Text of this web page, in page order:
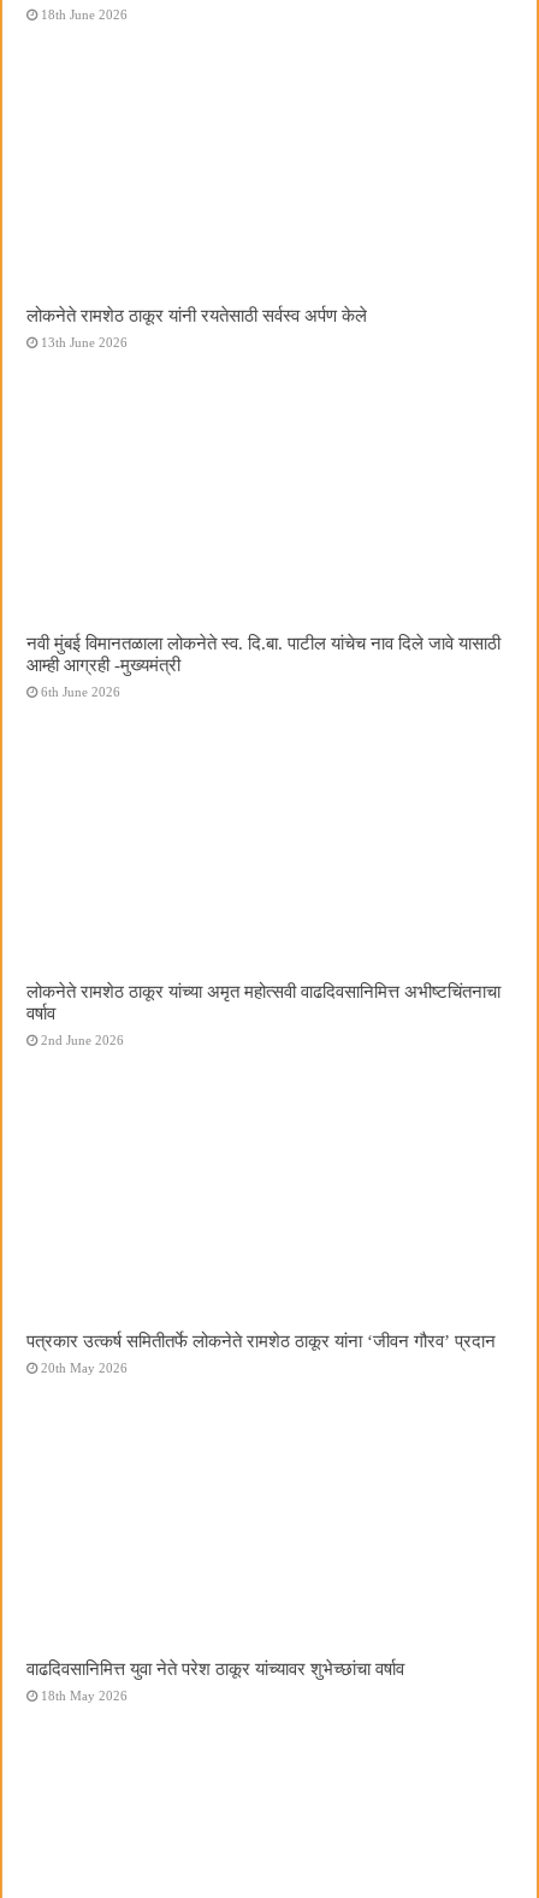
18th June 2026
लोकनेते रामशेठ ठाकूर यांनी रयतेसाठी सर्वस्व अर्पण केले
13th June 2026
नवी मुंबई विमानतळाला लोकनेते स्व. दि.बा. पाटील यांचेच नाव दिले जावे यासाठी
आम्ही आग्रही -मुख्यमंत्री
6th June 2026
लोकनेते रामशेठ ठाकूर यांच्या अमृत महोत्सवी वाढदिवसानिमित्त अभीष्टचिंतनाचा
वर्षाव
2nd June 2026
पत्रकार उत्कर्ष समितीतर्फे लोकनेते रामशेठ ठाकूर यांना ‌‘जीवन गौरव‌’ प्रदान
20th May 2026
वाढदिवसानिमित्त युवा नेते परेश ठाकूर यांच्यावर शुभेच्छांचा वर्षाव
18th May 2026